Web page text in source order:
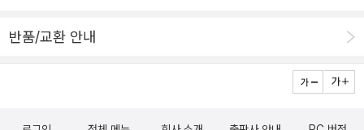
했는데, 그걸 내가 맡은 적이 있다. 내가 때를 써서 해야 한다고 했기
(이런 케이스는 거의 없는데, 시간을 안 주면 일 때려 치겠다고 했기
에) 그래서 내가 한 일이란 것이 필요한 책을 쌓아 놓고 줄창 책을 읽
는 거였다. 출근해서 정해진 분량의 책을 가열차게 읽고 보고서 비슷
반품/교환 안내